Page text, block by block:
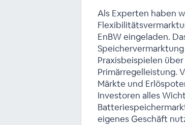
Als Experten haben
EnBW eingeladen.
Praxisbeispielen
Primärregelleistung.
Märkte und
Investoren alles
eigenes Geschäft